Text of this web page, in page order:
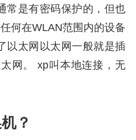
常是有密码保护的，但也
何在WLAN范围内的设备
以太网以太网一般就是插
网。 xp叫本地连接，无
？